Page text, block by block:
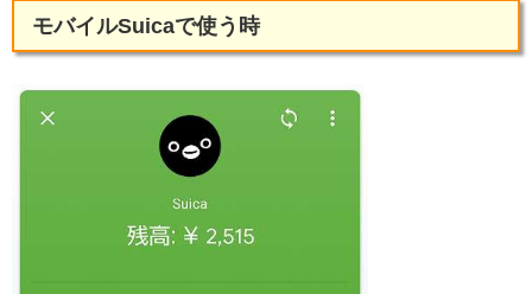
モバイルSuicaで使う時